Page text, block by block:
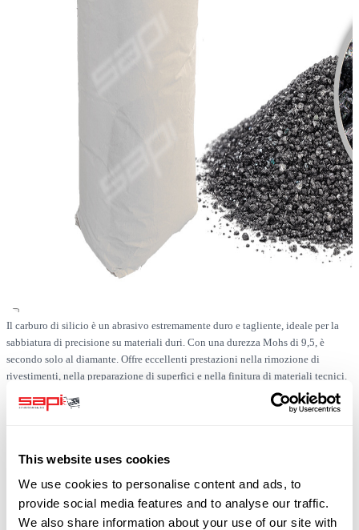
This website uses cookies
We use cookies to personalise content and ads, to
provide social media features and to analyse our traffic.
We also share information about your use of our site with
Il carburo di silicio è un abrasivo estremamente duro e tagliente, ideale per la
sabbiatura di precisione su materiali duri. Con una durezza Mohs di 9,5, è
secondo solo al diamante. Offre eccellenti prestazioni nella rimozione di
rivestimenti, nella preparazione di superfici e nella finitura di materiali tecnici.
SKU
Spedizione gratuita
più 19% di IVA